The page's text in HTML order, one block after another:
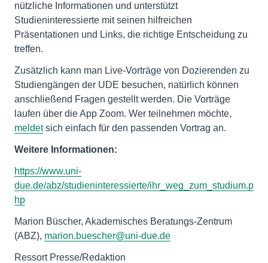
nützliche Informationen und unterstützt
Studieninteressierte mit seinen hilfreichen
Präsentationen und Links, die richtige Entscheidung zu
treffen.
Zusätzlich kann man Live-Vorträge von Dozierenden zu
Studiengängen der UDE besuchen, natürlich können
anschließend Fragen gestellt werden. Die Vorträge
laufen über die App Zoom. Wer teilnehmen möchte,
meldetsich einfach für den passenden Vortrag an.
Weitere Informationen:
https://www.uni-
due.de/abz/studieninteressierte/ihr_weg_zum_studium.p
hp
Marion Büscher, Akademisches Beratungs-Zentrum
(ABZ), marion.buescher@uni-due.de
Ressort Presse/Redaktion